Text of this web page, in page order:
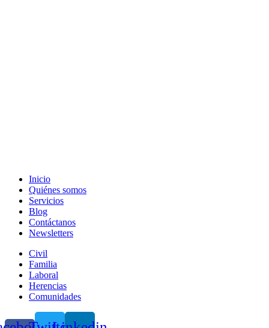
Inicio
Quiénes somos
Servicios
Blog
Contáctanos
Newsletters
Civil
Familia
Laboral
Herencias
Comunidades